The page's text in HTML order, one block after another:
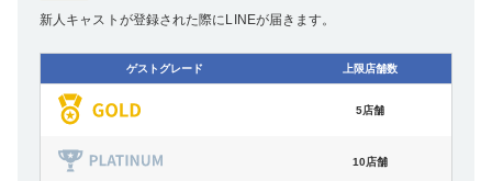
新人キャストが登録された際にLINEが届きます。
ゲストグレード 上限店舗数
5店舗
10店舗